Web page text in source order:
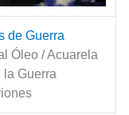
de Guerra
Óleo / Acuarela
la Guerra